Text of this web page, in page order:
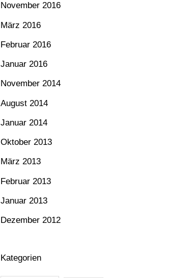
November 2016
März 2016
Februar 2016
Januar 2016
November 2014
August 2014
Januar 2014
Oktober 2013
März 2013
Februar 2013
Januar 2013
Dezember 2012
Kategorien